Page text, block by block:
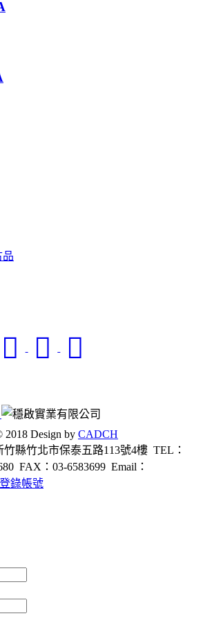
品
2018 Design by CADCH
縣竹北市保泰五路113號4樓 TEL：
FAX：03-6583699 Email：
登錄帳號